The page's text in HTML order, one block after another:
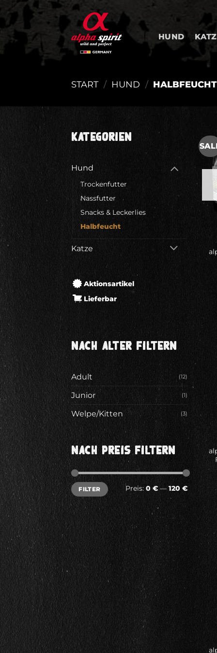
Zum
springen
HUND
START / HUND / HALBFEUCHT
KATEGORIEN
Hund
Trockenfutter
Nassfutter
Snacks & Leckerlies
Halbfeucht
Katze
Aktionsartikel
Lieferbar
NACH ALTER FILTERN
Adult (12)
Junior (1)
Welpe/Kitten (3)
NACH PREIS FILTERN
Min.
Preis
Max.
PreisFILTER Preis: 0 €— 120 €